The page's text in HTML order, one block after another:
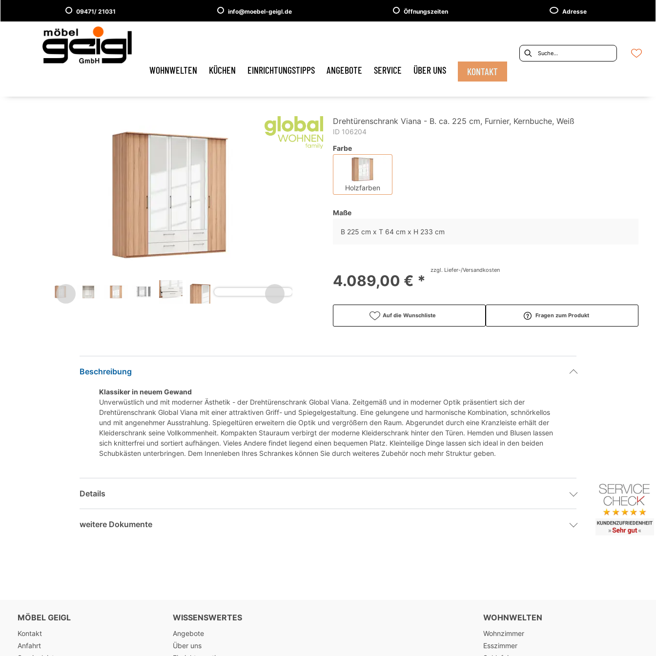
09471/ 21031 info@moebel-geigl.de Öffnungszeiten Adresse
WOHNWELTEN KÜCHEN EINRICHTUNGSTIPPS ANGEBOTE SERVICE ÜBER UNS KONTAKT
Drehtürenschrank Viana - B. ca. 225 cm, Furnier, Kernbuche, Weiß
ID 106204
Farbe
Holzfarben
Maße
B 225 cm x T 64 cm x H 233 cm
4.089,00 € *
zzgl. Liefer-/Versandkosten
Auf die Wunschliste Fragen zum Produkt
Beschreibung
Klassiker in neuem Gewand
Unverwüstlich und mit moderner Ästhetik - der Drehtürenschrank Global Viana. Zeitgemäß und in moderner Optik präsentiert sich der
Drehtürenschrank Global Viana mit einer attraktiven Griff- und Spiegelgestaltung. Eine gelungene und harmonische Kombination, schnörkellos
und mit angenehmer Ausstrahlung. Spiegeltüren erweitern die Optik und vergrößern den Raum. Abgerundet durch eine Kranzleiste erhält der
Kleiderschrank seine Vollkommenheit. Kompakten Stauraum verbirgt der moderne Kleiderschrank hinter den Türen. Hemden und Blusen lassen
sich knitterfrei und sortiert aufhängen. Vieles Andere findet liegend einen bequemen Platz. Kleinteilige Dinge lassen sich ideal in den beiden
Schubkästen unterbringen. Dem Innenleben Ihres Schrankes können Sie durch weiteres Zubehör noch mehr Struktur geben.
Details
weitere Dokumente
MÖBEL GEIGL
Kontakt
Anfahrt
WISSENSWERTES
Angebote
Über uns
WOHNWELTEN
Wohnzimmer
Esszimmer